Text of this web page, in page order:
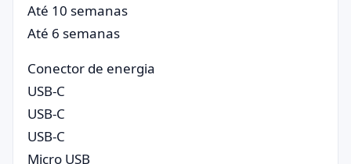
Até 10 semanas
Até 6 semanas
Conector de energia
USB-C
USB-C
USB-C
Micro USB